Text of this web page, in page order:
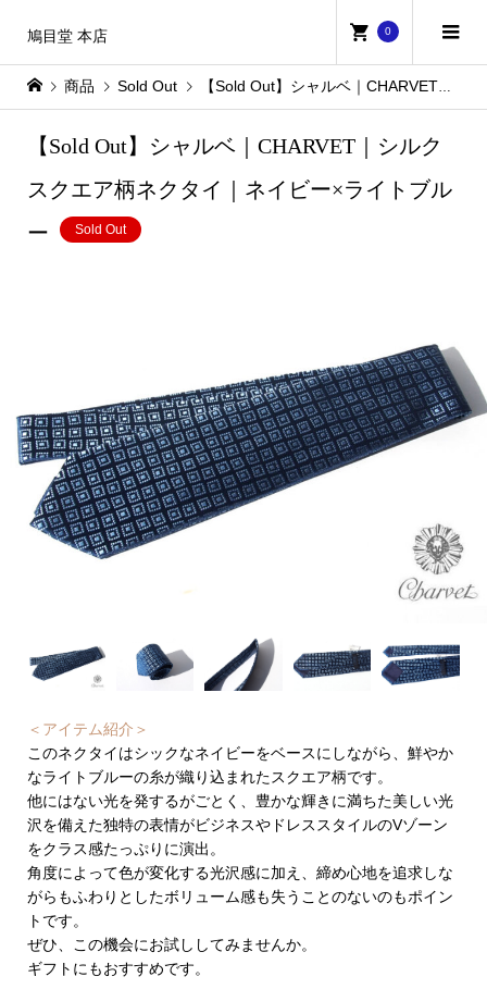
鳩目堂 本店 0
商品 Sold Out 【Sold Out】シャルベ｜CHARVET｜シルクスクエア柄ネクタイ｜ネイビー×ライトブルー
【Sold Out】シャルベ｜CHARVET｜シルク
スクエア柄ネクタイ｜ネイビー×ライトブル
ー
Sold Out
＜アイテム紹介＞
このネクタイはシックなネイビーをベースにしながら、鮮やか
なライトブルーの糸が織り込まれたスクエア柄です。
他にはない光を発するがごとく、豊かな輝きに満ちた美しい光
沢を備えた独特の表情がビジネスやドレススタイルのVゾーン
をクラス感たっぷりに演出。
角度によって色が変化する光沢感に加え、締め心地を追求しな
がらもふわりとしたボリューム感も失うことのないのもポイン
トです。
ぜひ、この機会にお試ししてみませんか。
ギフトにもおすすめです。